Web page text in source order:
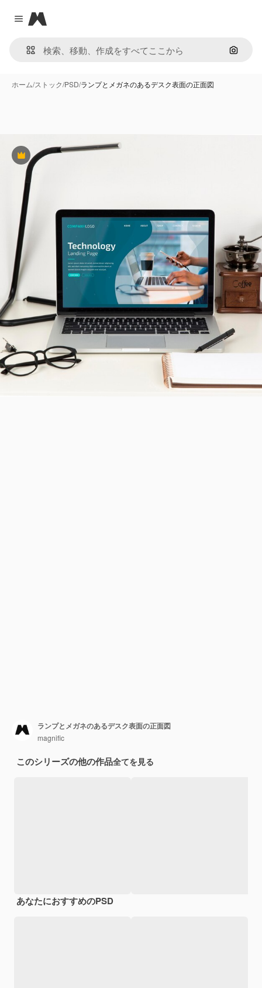
Close menu
Magnific
画像で
ホーム/ストック/PSD/ランプとメガネのあるデスク表面の正面図
Premium
ランプとメガネのあるデスク表面の正面図
magnific
このシリーズの他の作品全てを見る
あなたにおすすめのPSD